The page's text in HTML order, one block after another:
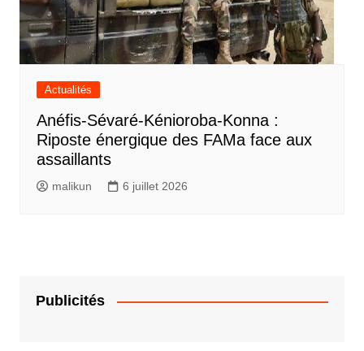
Actualités
Anéfis-Sévaré-Kénioroba-Konna :
Riposte énergique des FAMa face aux
assaillants
malikun 6 juillet 2026
Publicités